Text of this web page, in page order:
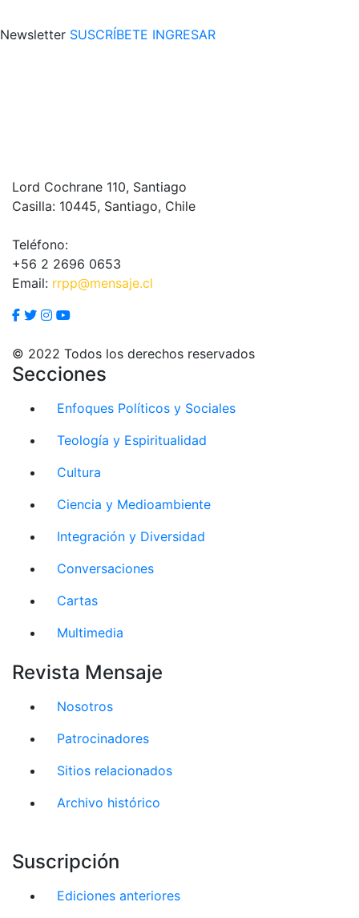
Newsletter SUSCRÍBETE INGRESAR
Lord Cochrane 110, Santiago
Casilla: 10445, Santiago, Chile
Teléfono:
+56 2 2696 0653
Email: rrpp@mensaje.cl
© 2022 Todos los derechos reservados
Secciones
Enfoques Políticos y Sociales
Teología y Espiritualidad
Cultura
Ciencia y Medioambiente
Integración y Diversidad
Conversaciones
Cartas
Multimedia
Revista Mensaje
Nosotros
Patrocinadores
Sitios relacionados
Archivo histórico
Suscripción
Ediciones anteriores